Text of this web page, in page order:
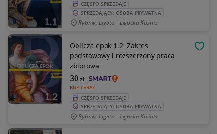
CZĘSTO SPRZEDAJE
SPRZEDAJĄCY: OSOBA PRYWATNA
Rybnik, Ligota - Ligocka Kuźnia
Oblicza epok 1.2. Zakres
podstawowy i rozszerzony praca
zbiorowa
KUP TERAZ
30zł
CZĘSTO SPRZEDAJE
SPRZEDAJĄCY: OSOBA PRYWATNA
Rybnik, Ligota - Ligocka Kuźnia